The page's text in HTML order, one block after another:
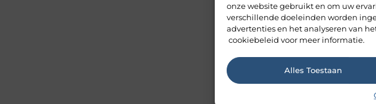
onze website gebruikt en om uw
verschillende doeleinden worden
advertenties en het analyseren van
cookiebeleid voor meer informatie.
Alles Toestaan